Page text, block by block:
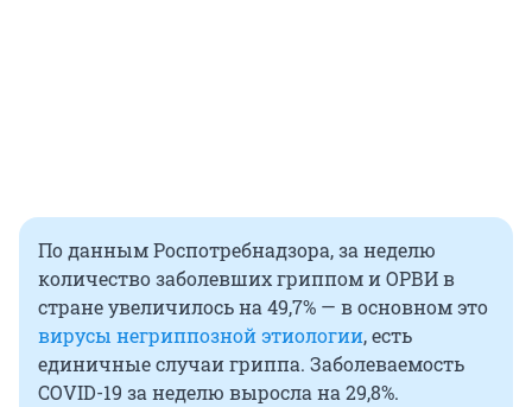
По данным Роспотребнадзора, за неделю
количество заболевших гриппом и ОРВИ в
стране увеличилось на 49,7% — в основном это
вирусы негриппозной этиологии, есть
единичные случаи гриппа. Заболеваемость
COVID-19 за неделю выросла на 29,8%.